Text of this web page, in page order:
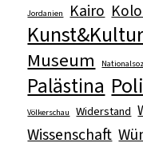
Jordanien Kairo
Kunst&Kultur
Museum
Palästina
Völkerschau Widerstand
Wissenschaft